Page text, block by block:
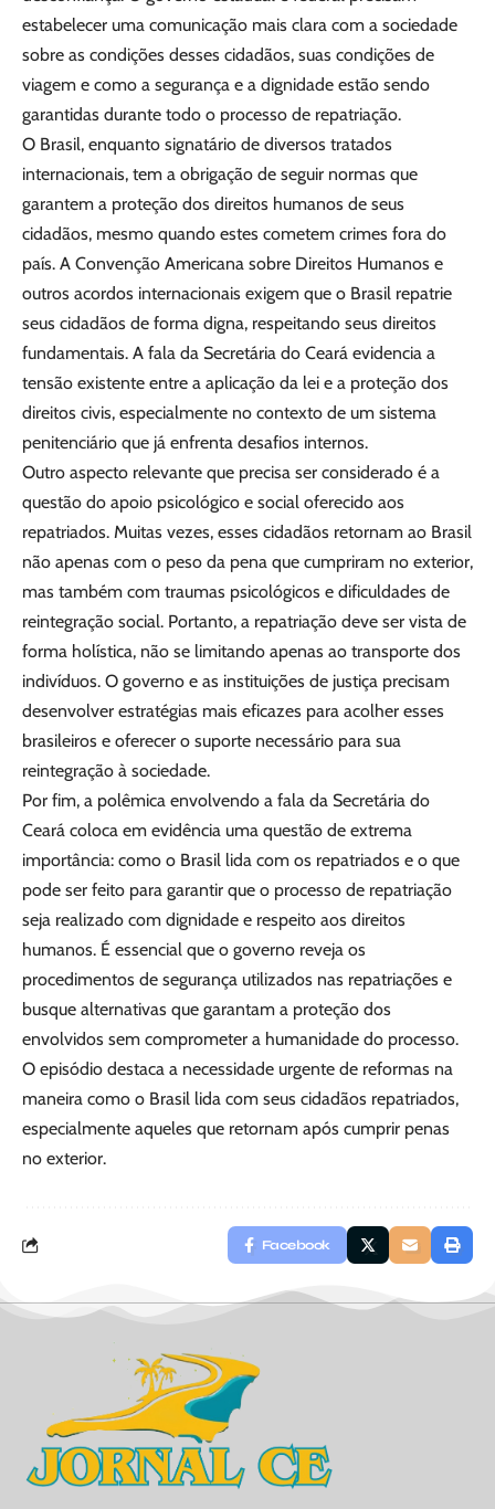
estabelecer uma comunicação mais clara com a sociedade
sobre as condições desses cidadãos, suas condições de
viagem e como a segurança e a dignidade estão sendo
garantidas durante todo o processo de repatriação.
O Brasil, enquanto signatário de diversos tratados
internacionais, tem a obrigação de seguir normas que
garantem a proteção dos direitos humanos de seus
cidadãos, mesmo quando estes cometem crimes fora do
país. A Convenção Americana sobre Direitos Humanos e
outros acordos internacionais exigem que o Brasil repatrie
seus cidadãos de forma digna, respeitando seus direitos
fundamentais. A fala da Secretária do Ceará evidencia a
tensão existente entre a aplicação da lei e a proteção dos
direitos civis, especialmente no contexto de um sistema
penitenciário que já enfrenta desafios internos.
Outro aspecto relevante que precisa ser considerado é a
questão do apoio psicológico e social oferecido aos
repatriados. Muitas vezes, esses cidadãos retornam ao Brasil
não apenas com o peso da pena que cumpriram no exterior,
mas também com traumas psicológicos e dificuldades de
reintegração social. Portanto, a repatriação deve ser vista de
forma holística, não se limitando apenas ao transporte dos
indivíduos. O governo e as instituições de justiça precisam
desenvolver estratégias mais eficazes para acolher esses
brasileiros e oferecer o suporte necessário para sua
reintegração à sociedade.
Por fim, a polêmica envolvendo a fala da Secretária do
Ceará coloca em evidência uma questão de extrema
importância: como o Brasil lida com os repatriados e o que
pode ser feito para garantir que o processo de repatriação
seja realizado com dignidade e respeito aos direitos
humanos. É essencial que o governo reveja os
procedimentos de segurança utilizados nas repatriações e
busque alternativas que garantam a proteção dos
envolvidos sem comprometer a humanidade do processo.
O episódio destaca a necessidade urgente de reformas na
maneira como o Brasil lida com seus cidadãos repatriados,
especialmente aqueles que retornam após cumprir penas
no exterior.
Facebook